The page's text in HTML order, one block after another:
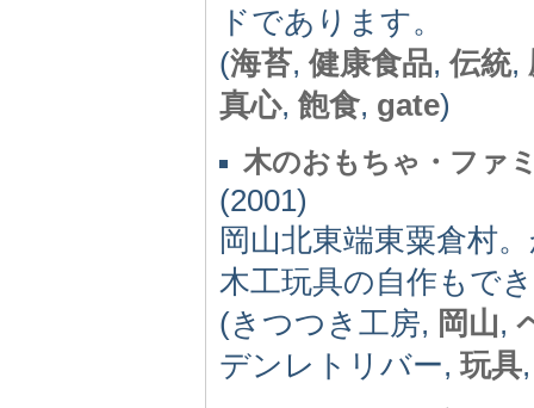
ドであります。
(海苔, 健康食品,伝統,
真心, 飽食, gate)
木のおもちゃ・ファ
(2001)
岡山北東端東粟倉村
木工玩具の自作もで
(きつつき工房, 岡山,
デンレトリバー, 玩具